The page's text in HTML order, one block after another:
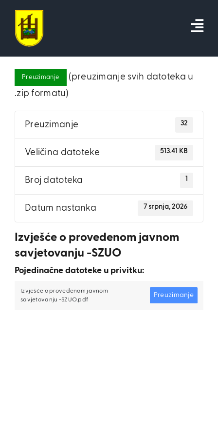
content
Preuzimanje
(preuzimanje svih datoteka u
.zip formatu)
Preuzimanje 32
Veličina datoteke 513.41 KB
Broj datoteka 1
Datum nastanka 7 srpnja, 2026
Izvješće o provedenom javnom
savjetovanju -SZUO
Pojedinačne datoteke u privitku:
Izvješće o provedenom javnom
savjetovanju -SZUO.pdf
Preuzimanje